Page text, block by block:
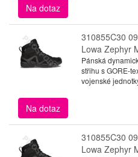
Na dotaz
310855C30
Lowa Zephyr
Pánská
střihu s GORE-
vojenské
Na dotaz
310855C30
Lowa Zephyr